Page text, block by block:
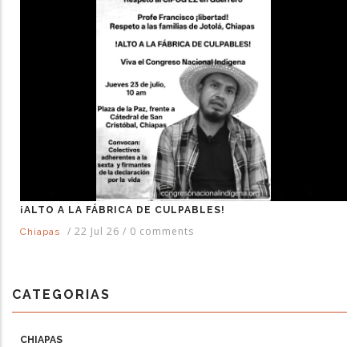
¡ALTO A LA FÁBRICA DE CULPABLES!
Chiapas
/ 22 Jul 26 / 0 comments
CATEGORIAS
CHIAPAS